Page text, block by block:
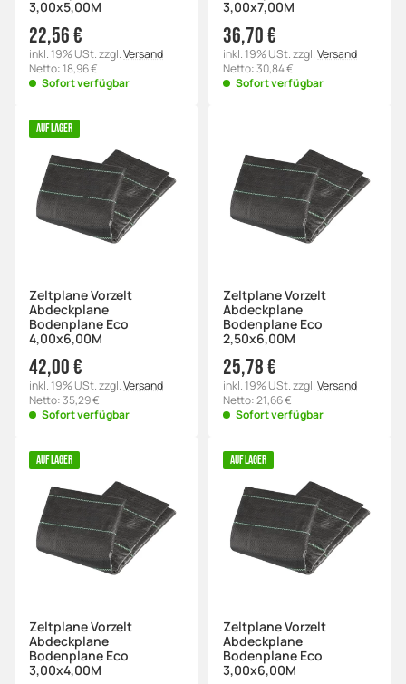
3,00x5,00M
22,56 €
inkl. 19% USt. zzgl.Versand
Netto: 18,96 €
Sofort verfügbar
3,00x7,00M
36,70 €
inkl. 19% USt. zzgl.Versand
Netto: 30,84 €
Sofort verfügbar
AUF LAGER
Zeltplane Vorzelt
Abdeckplane
Bodenplane Eco
4,00x6,00M
42,00 €
inkl. 19% USt. zzgl.Versand
Netto: 35,29 €
Sofort verfügbar
Zeltplane Vorzelt
Abdeckplane
Bodenplane Eco
2,50x6,00M
25,78 €
inkl. 19% USt. zzgl.Versand
Netto: 21,66 €
Sofort verfügbar
AUF LAGER
Zeltplane Vorzelt
Abdeckplane
Bodenplane Eco
3,00x4,00M
AUF LAGER
Zeltplane Vorzelt
Abdeckplane
Bodenplane Eco
3,00x6,00M